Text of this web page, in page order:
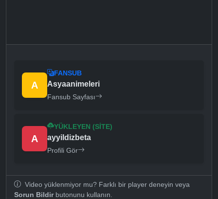
A
FANSUB
Asyaanimeleri
Fansub Sayfası
A
YÜKLEYEN (SITE)
ayyildizbeta
Profili Gör
Video yüklenmiyor mu? Farklı bir player deneyin veya
Sorun Bildirbutonunu kullanın.